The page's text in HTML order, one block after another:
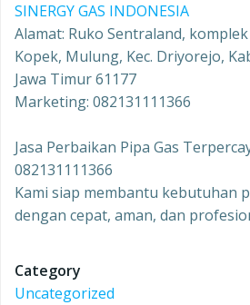
SINERGY GAS INDONESIA
Alamat: Ruko Sentraland,
Kopek, Mulung, Kec. Driyorejo,
Jawa Timur 61177
Marketing: 082131111366
Jasa Perbaikan Pipa Gas
082131111366
Kami siap membantu kebutuhan
dengan cepat, aman, dan
Category
Uncategorized